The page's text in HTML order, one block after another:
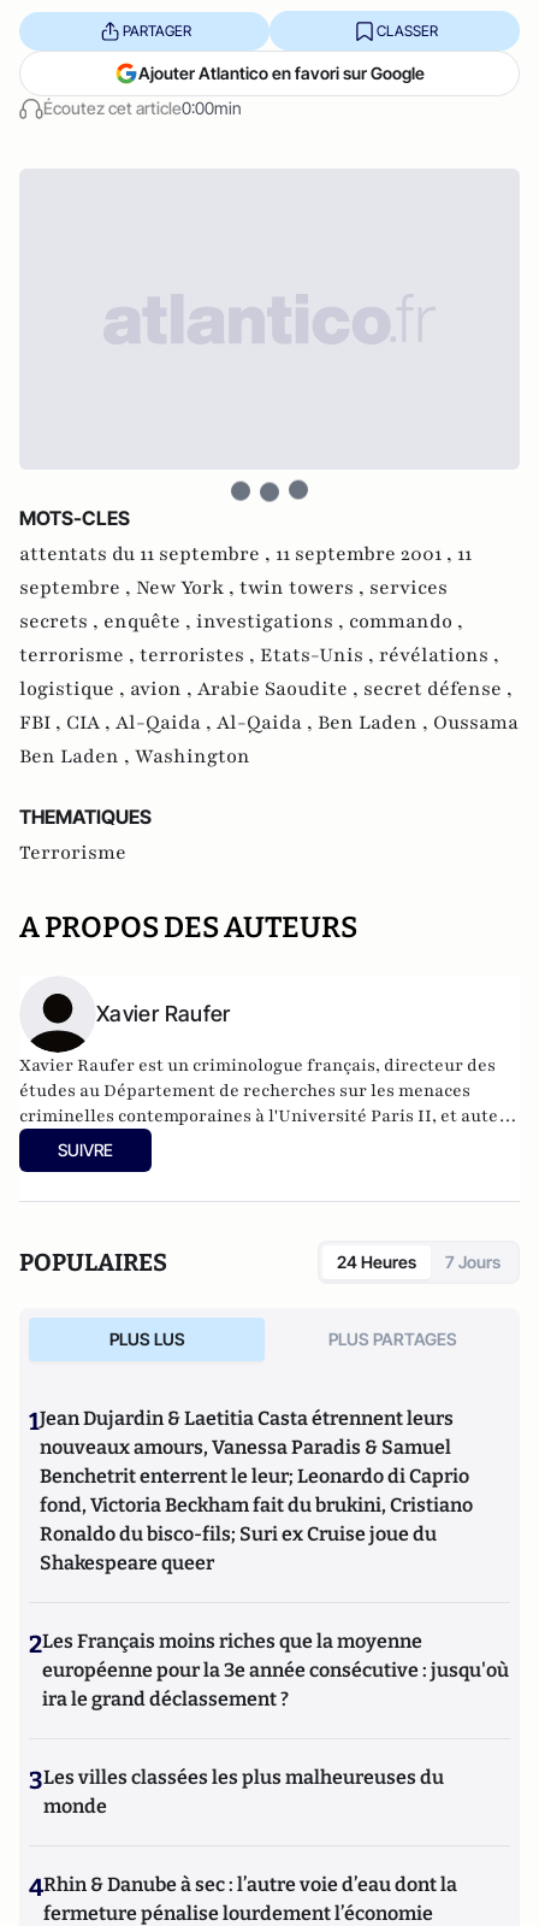
Écoutez cet article0:00min
PARTAGER CLASSER
Ajouter Atlantico en favori sur Google
MOTS-CLES
attentats du 11 septembre , 11 septembre 2001 , 11
septembre , New York , twin towers , services
secrets , enquête , investigations , commando ,
terrorisme , terroristes , Etats-Unis , révélations ,
logistique , avion , Arabie Saoudite , secret défense ,
FBI , CIA , Al-Qaida , Al-Qaida , Ben Laden , Oussama
Ben Laden , Washington
THEMATIQUES
Terrorisme
A PROPOS DES AUTEURS
Xavier Raufer
Xavier Raufer est un criminologue français, directeur des
études au Département de recherches sur les menaces
criminelles contemporaines à l'Université Paris II, et auteur
de nombreux ouvrages sur le sujet. Dernier en date:
criminalité organisée dans le chaos mondial : mafias,
SUIVRE
POPULAIRES 24 Heures 7 Jours
PLUS LUS PLUS PARTAGES
1Jean Dujardin & Laetitia Casta étrennent leurs
nouveaux amours, Vanessa Paradis & Samuel
Benchetrit enterrent le leur; Leonardo di Caprio
fond, Victoria Beckham fait du brukini, Cristiano
Ronaldo du bisco-fils; Suri ex Cruise joue du
Shakespeare queer
2Les Français moins riches que la moyenne
européenne pour la 3e année consécutive : jusqu'où
ira le grand déclassement ?
3Les villes classées les plus malheureuses du
monde
4Rhin & Danube à sec : l’autre voie d’eau dont la
fermeture pénalise lourdement l’économie